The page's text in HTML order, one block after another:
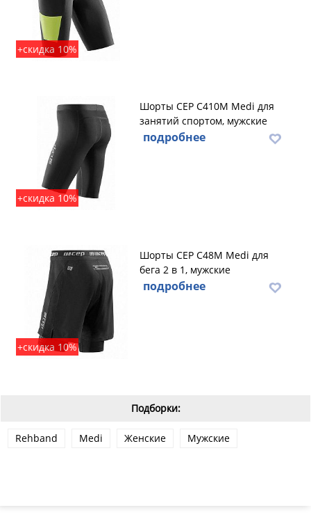
+скидка 10%
+скидка 10%
Шорты CEP C410M Medi для
занятий спортом, мужские
подробнее
+скидка 10%
Шорты CEP C48M Medi для
бега 2 в 1, мужские
подробнее
Подборки:
Rehband Medi Женские Мужские